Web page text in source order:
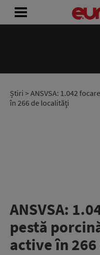
Știri > ANSVSA: 1.042
în 266 de localităţi
ANSVSA:
pestă
active în
RADIO